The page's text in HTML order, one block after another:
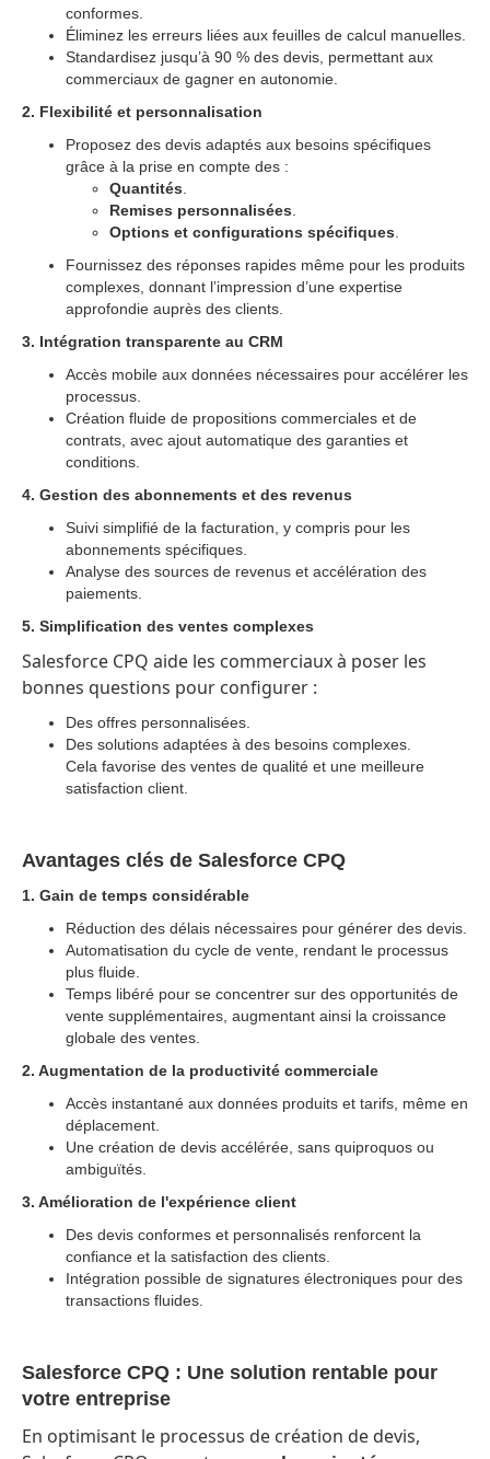
conformes.
Éliminez les erreurs liées aux feuilles de calcul manuelles.
Standardisez jusqu’à 90 % des devis, permettant aux
commerciaux de gagner en autonomie.
2. Flexibilité et personnalisation
Proposez des devis adaptés aux besoins spécifiques
grâce à la prise en compte des :
Quantités
Remises personnalisées
Options et configurations spécifiques
Fournissez des réponses rapides même pour les produits
complexes, donnant l’impression d’une expertise
approfondie auprès des clients.
3. Intégration transparente au CRM
Accès mobile aux données nécessaires pour accélérer les
processus.
Création fluide de propositions commerciales et de
contrats, avec ajout automatique des garanties et
conditions.
4. Gestion des abonnements et des revenus
Suivi simplifié de la facturation, y compris pour les
abonnements spécifiques.
Analyse des sources de revenus et accélération des
paiements.
5. Simplification des ventes complexes
Salesforce CPQ aide les commerciaux à poser les
bonnes questions pour configurer :
Des offres personnalisées.
Des solutions adaptées à des besoins complexes.
Cela favorise des ventes de qualité et une meilleure
satisfaction client.
Avantages clés de Salesforce CPQ
1. Gain de temps considérable
Réduction des délais nécessaires pour générer des devis.
Automatisation du cycle de vente, rendant le processus
plus fluide.
Temps libéré pour se concentrer sur des opportunités de
vente supplémentaires, augmentant ainsi la croissance
globale des ventes.
2. Augmentation de la productivité commerciale
Accès instantané aux données produits et tarifs, même en
déplacement.
Une création de devis accélérée, sans quiproquos ou
ambiguïtés.
3. Amélioration de l'expérience client
Des devis conformes et personnalisés renforcent la
confiance et la satisfaction des clients.
Intégration possible de signatures électroniques pour des
transactions fluides.
Salesforce CPQ : Une solution rentable pour
votre entreprise
En optimisant le processus de création de devis,